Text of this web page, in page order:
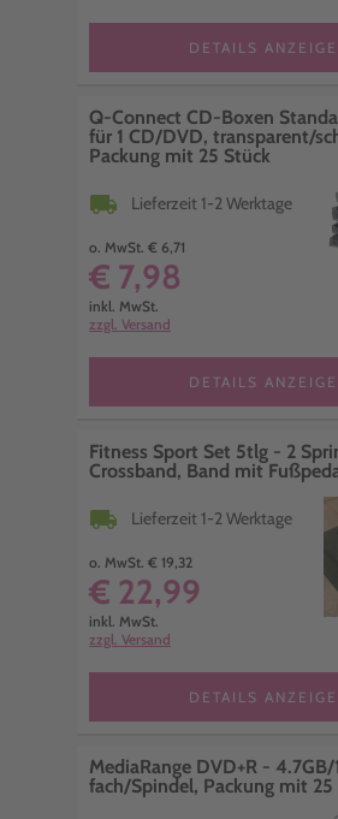
DETAILS
Q-Connect CD-Boxen
für 1 CD/DVD, transparent/
Packung mit 25 Stück
local_shipping Lieferzeit 1-2 Werktage
o. MwSt. € 6,71
€ 7,98
inkl. MwSt.
zzgl. Versand
DETAILS
Fitness Sport Set 5tlg - 2
Crossband, Band mit
local_shipping Lieferzeit 1-2 Werktage
o. MwSt. € 19,32
€ 22,99
inkl. MwSt.
zzgl. Versand
DETAILS
MediaRange DVD+R -
fach/Spindel, Packung mit 25